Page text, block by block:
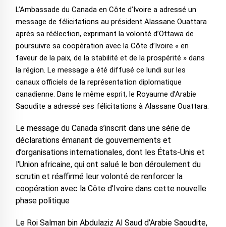
‎L’Ambassade du Canada en Côte d’Ivoire a adressé un
message de félicitations au président Alassane Ouattara
après sa réélection, exprimant la volonté d’Ottawa de
poursuivre sa coopération avec la Côte d’Ivoire « en
faveur de la paix, de la stabilité et de la prospérité » dans
la région. Le message a été diffusé ce lundi sur les
canaux officiels de la représentation diplomatique
canadienne. ‎Dans le même esprit, le Royaume d’Arabie
Saoudite a adressé ses félicitations à Alassane Ouattara.
‎Le message du Canada s’inscrit dans une série de
déclarations émanant de gouvernements et
d’organisations internationales, dont les États-Unis et
l'Union africaine, qui ont salué le bon déroulement du
scrutin et réaffirmé leur volonté de renforcer la
coopération avec la Côte d’Ivoire dans cette nouvelle
phase politique
‎Le Roi Salman bin Abdulaziz Al Saud d’Arabie Saoudite,